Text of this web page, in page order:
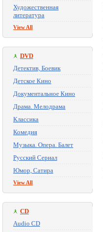
Художественная
литература
View All
DVD
Детектив, Боевик
Детское Кино
Документальное Кино
Драма. Мелодрама
Классика
Комедия
Музыка. Опера. Балет
Русский Сериал
Юмор, Сатира
View All
CD
Audio CD